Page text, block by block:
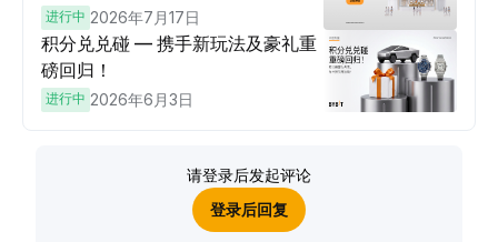
进行中 2026年7月17日
积分兑兑碰 — 携手新玩法及豪礼重
磅回归！
进行中 2026年6月3日
请登录后发起评论
登录后回复